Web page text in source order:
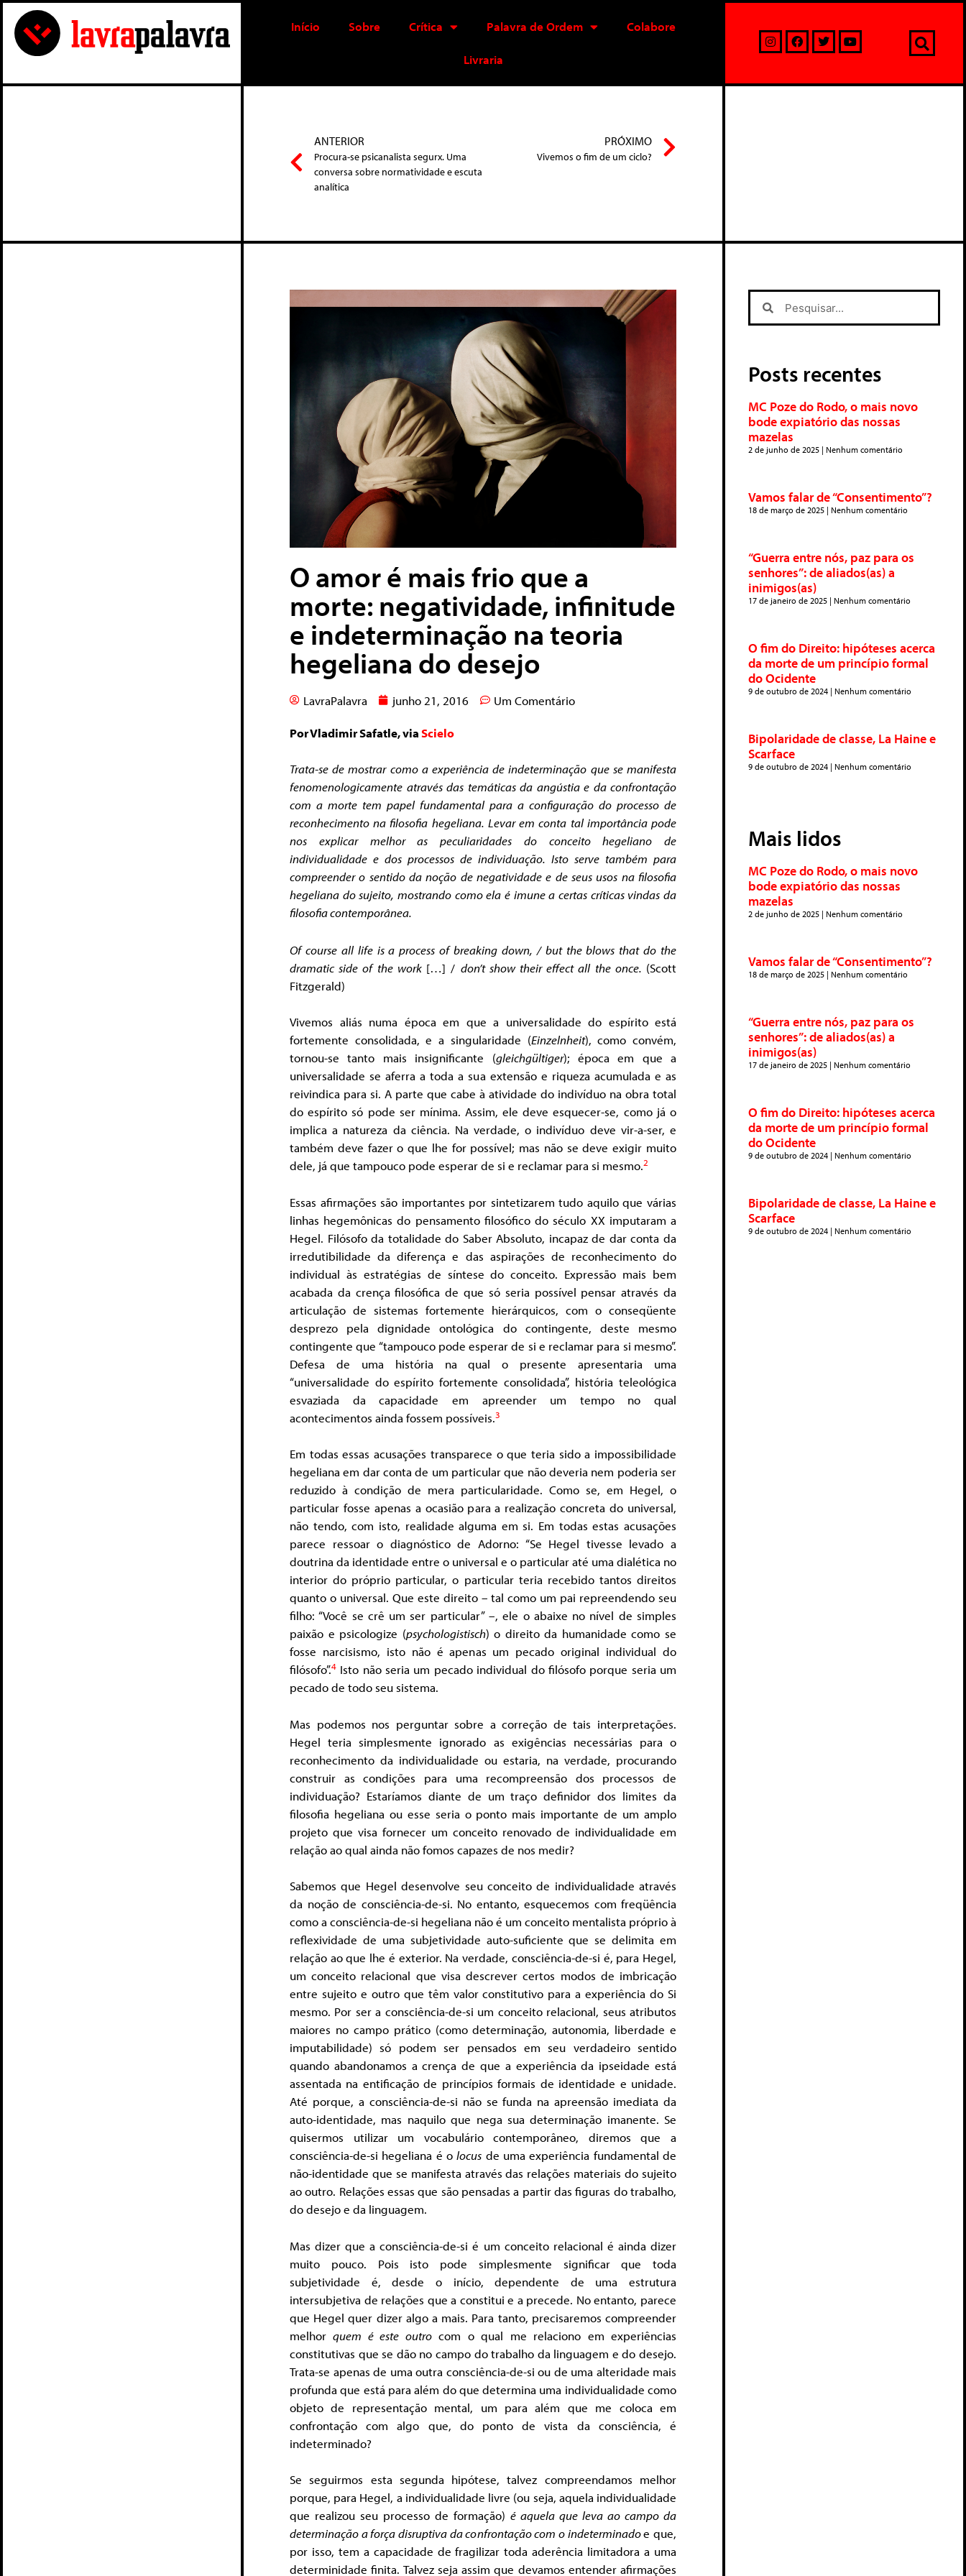
Início Sobre Crítica Palavra de Ordem Colabore
Livraria
ANTERIOR
Procura-se psicanalista segurx. Uma
conversa sobre normatividade e escuta
analítica
PRÓXIMO
Vivemos o fim de um ciclo?
O amor é mais frio que a
morte: negatividade, infinitude
e indeterminação na teoria
hegeliana do desejo
LavraPalavra junho 21, 2016 Um Comentário
Por Vladimir Safatle, viaScielo
Trata-se de mostrar como a experiência de indeterminação que se manifesta
fenomenologicamente através das temáticas da angústia e da confrontação
com a morte tem papel fundamental para a configuração do processo de
reconhecimento na filosofia hegeliana. Levar em conta tal importância pode
nos explicar melhor as peculiaridades do conceito hegeliano de
individualidade e dos processos de individuação. Isto serve também para
compreender o sentido da noção de negatividade e de seus usos na filosofia
hegeliana do sujeito, mostrando como ela é imune a certas críticas vindas da
filosofia contemporânea.
Of course all life is a process of breaking down, / but the blows that do the
dramatic side of the work […] / don’t show their effect all the once. (Scott
Fitzgerald)
Vivemos aliás numa época em que a universalidade do espírito está
fortemente consolidada, e a singularidade (Einzelnheit), como convém,
tornou-se tanto mais insignificante (gleichgültiger); época em que a
universalidade se aferra a toda a sua extensão e riqueza acumulada e as
reivindica para si. A parte que cabe à atividade do indivíduo na obra total
do espírito só pode ser mínima. Assim, ele deve esquecer-se, como já o
implica a natureza da ciência. Na verdade, o indivíduo deve vir-a-ser, e
também deve fazer o que lhe for possível; mas não se deve exigir muito
dele, já que tampouco pode esperar de si e reclamar para si mesmo.2
Essas afirmações são importantes por sintetizarem tudo aquilo que várias
linhas hegemônicas do pensamento filosófico do século XX imputaram a
Hegel. Filósofo da totalidade do Saber Absoluto, incapaz de dar conta da
irredutibilidade da diferença e das aspirações de reconhecimento do
individual às estratégias de síntese do conceito. Expressão mais bem
acabada da crença filosófica de que só seria possível pensar através da
articulação de sistemas fortemente hierárquicos, com o conseqüente
desprezo pela dignidade ontológica do contingente, deste mesmo
contingente que “tampouco pode esperar de si e reclamar para si mesmo”.
Defesa de uma história na qual o presente apresentaria uma
“universalidade do espírito fortemente consolidada”, história teleológica
esvaziada da capacidade em apreender um tempo no qual
acontecimentos ainda fossem possíveis.3
Em todas essas acusações transparece o que teria sido a impossibilidade
hegeliana em dar conta de um particular que não deveria nem poderia ser
reduzido à condição de mera particularidade. Como se, em Hegel, o
particular fosse apenas a ocasião para a realização concreta do universal,
não tendo, com isto, realidade alguma em si. Em todas estas acusações
parece ressoar o diagnóstico de Adorno: “Se Hegel tivesse levado a
doutrina da identidade entre o universal e o particular até uma dialética no
interior do próprio particular, o particular teria recebido tantos direitos
quanto o universal. Que este direito – tal como um pai repreendendo seu
filho: “Você se crê um ser particular” –, ele o abaixe no nível de simples
paixão e psicologize (psychologistisch) o direito da humanidade como se
fosse narcisismo, isto não é apenas um pecado original individual do
filósofo”.4 Isto não seria um pecado individual do filósofo porque seria um
pecado de todo seu sistema.
Mas podemos nos perguntar sobre a correção de tais interpretações.
Hegel teria simplesmente ignorado as exigências necessárias para o
reconhecimento da individualidade ou estaria, na verdade, procurando
construir as condições para uma recompreensão dos processos de
individuação? Estaríamos diante de um traço definidor dos limites da
filosofia hegeliana ou esse seria o ponto mais importante de um amplo
projeto que visa fornecer um conceito renovado de individualidade em
relação ao qual ainda não fomos capazes de nos medir?
Sabemos que Hegel desenvolve seu conceito de individualidade através
da noção de consciência-de-si. No entanto, esquecemos com freqüência
como a consciência-de-si hegeliana não é um conceito mentalista próprio à
reflexividade de uma subjetividade auto-suficiente que se delimita em
relação ao que lhe é exterior. Na verdade, consciência-de-si é, para Hegel,
um conceito relacional que visa descrever certos modos de imbricação
entre sujeito e outro que têm valor constitutivo para a experiência do Si
mesmo. Por ser a consciência-de-si um conceito relacional, seus atributos
maiores no campo prático (como determinação, autonomia, liberdade e
imputabilidade) só podem ser pensados em seu verdadeiro sentido
quando abandonamos a crença de que a experiência da ipseidade está
assentada na entificação de princípios formais de identidade e unidade.
Até porque, a consciência-de-si não se funda na apreensão imediata da
auto-identidade, mas naquilo que nega sua determinação imanente. Se
quisermos utilizar um vocabulário contemporâneo, diremos que a
consciência-de-si hegeliana é olocus de uma experiência fundamental de
não-identidade que se manifesta através das relações materiais do sujeito
ao outro. Relações essas que são pensadas a partir das figuras do trabalho,
do desejo e da linguagem.
Mas dizer que a consciência-de-si é um conceito relacional é ainda dizer
muito pouco. Pois isto pode simplesmente significar que toda
subjetividade é, desde o início, dependente de uma estrutura
intersubjetiva de relações que a constitui e a precede. No entanto, parece
que Hegel quer dizer algo a mais. Para tanto, precisaremos compreender
melhorquem é este outrocom o qual me relaciono em experiências
constitutivas que se dão no campo do trabalho da linguagem e do desejo.
Trata-se apenas de uma outra consciência-de-si ou de uma alteridade mais
profunda que está para além do que determina uma individualidade como
objeto de representação mental, um para além que me coloca em
confrontação com algo que, do ponto de vista da consciência, é
indeterminado?
Se seguirmos esta segunda hipótese, talvez compreendamos melhor
porque, para Hegel, a individualidade livre (ou seja, aquela individualidade
que realizou seu processo de formação) é aquela que leva ao campo da
determinação a força disruptiva da confrontação com o indeterminadoe que,
por isso, tem a capacidade de fragilizar toda aderência limitadora a uma
determinidade finita. Talvez seja assim que devamos entender afirmações
Posts recentes
MC Poze do Rodo, o mais novo
bode expiatório das nossas
mazelas
2 de junho de 2025 Nenhum comentário
Vamos falar de “Consentimento”?
18 de março de 2025 Nenhum comentário
“Guerra entre nós, paz para os
senhores”: de aliados(as) a
inimigos(as)
17 de janeiro de 2025 Nenhum comentário
O fim do Direito: hipóteses acerca
da morte de um princípio formal
do Ocidente
9 de outubro de 2024 Nenhum comentário
Bipolaridade de classe, La Haine e
Scarface
9 de outubro de 2024 Nenhum comentário
Mais lidos
MC Poze do Rodo, o mais novo
bode expiatório das nossas
mazelas
2 de junho de 2025 Nenhum comentário
Vamos falar de “Consentimento”?
18 de março de 2025 Nenhum comentário
“Guerra entre nós, paz para os
senhores”: de aliados(as) a
inimigos(as)
17 de janeiro de 2025 Nenhum comentário
O fim do Direito: hipóteses acerca
da morte de um princípio formal
do Ocidente
9 de outubro de 2024 Nenhum comentário
Bipolaridade de classe, La Haine e
Scarface
9 de outubro de 2024 Nenhum comentário